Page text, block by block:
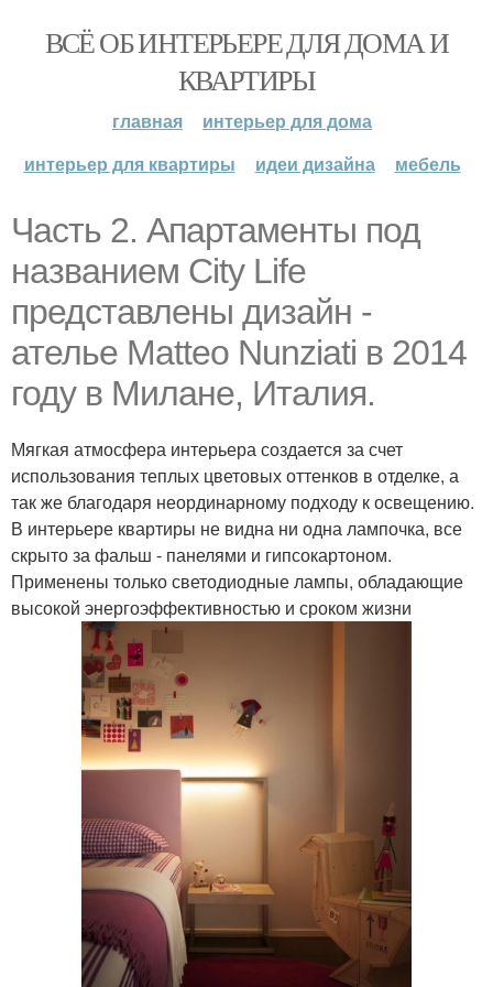
ВСЁ ОБ ИНТЕРЬЕРЕ ДЛЯ ДОМА И
КВАРТИРЫ
главная
интерьер для дома
интерьер для квартиры
идеи дизайна мебель
Часть 2. Апартаменты под
названием City Life
представлены дизайн -
ателье Matteo Nunziati в 2014
году в Милане, Италия.
Мягкая атмосфера интерьера создается за счет
использования теплых цветовых оттенков в отделке, а
так же благодаря неординарному подходу к освещению.
В интерьере квартиры не видна ни одна лампочка, все
скрыто за фальш - панелями и гипсокартоном.
Применены только светодиодные лампы, обладающие
высокой энергоэффективностью и сроком жизни